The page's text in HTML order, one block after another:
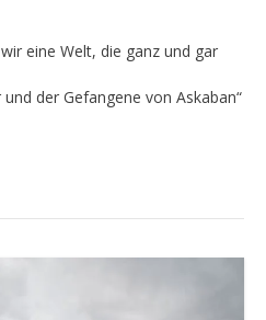
eine Welt, die ganz und gar
der Gefangene von Askaban“